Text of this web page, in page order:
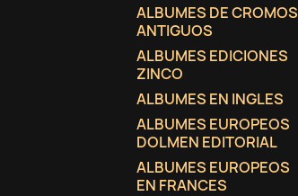
ALBUMES DE CROMOS
ANTIGUOS
ALBUMES EDICIONES
ZINCO
ALBUMES EN INGLES
ALBUMES EUROPEOS
DOLMEN EDITORIAL
ALBUMES EUROPEOS
EN FRANCES